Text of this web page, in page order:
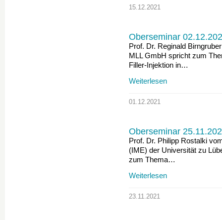
15.12.2021
Oberseminar
Prof. Dr. Reginald
MLL GmbH spricht zum
Filler-Injektion in…
Weiterlesen
01.12.2021
Oberseminar
Prof. Dr. Philipp Rostalki
(IME) der Universität zu
zum Thema…
Weiterlesen
23.11.2021